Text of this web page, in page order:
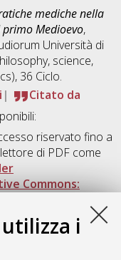
i
mediche nella
Medioevo,
Università di
science,
, 36 Ciclo.
Citato da
riservato fino a
di PDF come
Commons:
l'autore